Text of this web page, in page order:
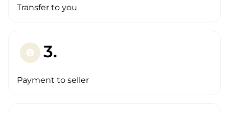
Transfer to you
paid 3.
Payment to seller